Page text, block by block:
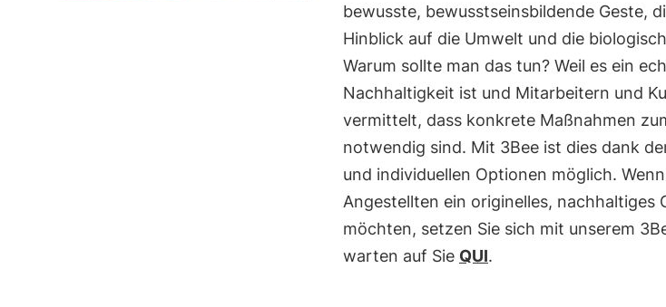
bewusste, bewusstseinsbildende Geste,
Hinblick auf die Umwelt und die
Warum sollte man das tun? Weil es ein
Nachhaltigkeit ist und Mitarbeitern und
vermittelt, dass konkrete Maßnahmen
notwendig sind. Mit 3Bee ist dies dank
und individuellen Optionen möglich.
Angestellten ein originelles, nachhaltiges
möchten, setzen Sie sich mit unserem
warten auf Sie QUI.